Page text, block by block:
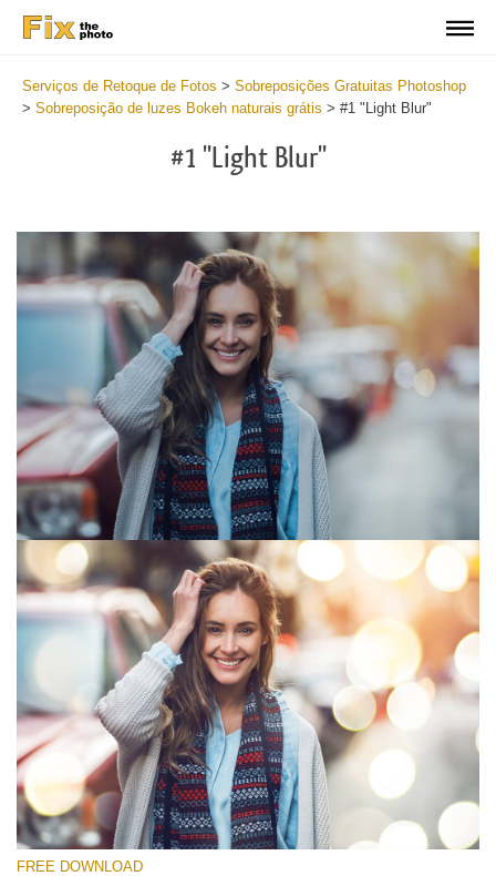
Serviços de Retoque de Fotos > Sobreposições Gratuitas Photoshop
> Sobreposição de luzes Bokeh naturais grátis > #1 "Light Blur"
#1 "Light Blur"
Por favor selecione
Free Photoshop Overlay #1
Small 800*533px
Natural Cozy
(150 Overlays)
Large 6000*4000px
FREE DOWNLOAD